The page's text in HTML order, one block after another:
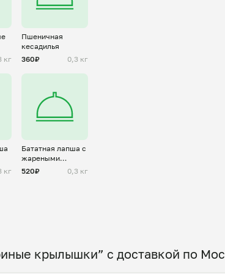
кг
Пшеничная
кесадилья
360₽
0,3 кг
кг
Бататная лапша с
жареными
овощами и
520₽ 0,3 кг
крылышки” с доставкой по